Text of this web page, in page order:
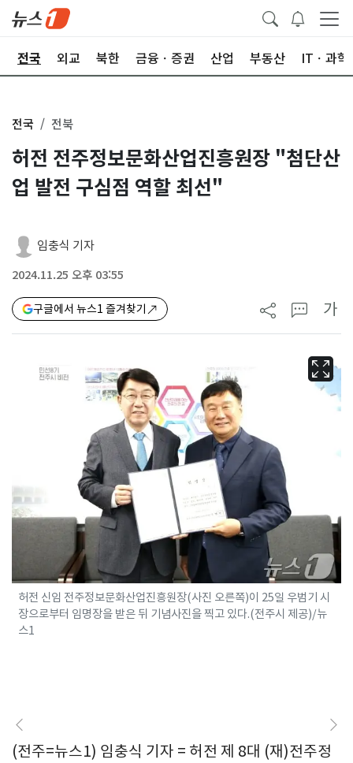
전국 외교 북한 금융ㆍ증권 산업 부동산 ITㆍ과학
전국 전북
허전 전주정보문화산업진흥원장 "첨단산
업 발전 구심점 역할 최선"
임충식 기자
2024.11.25 오후 03:55
구글에서 뉴스1 즐겨찾기 가
허전 신임 전주정보문화산업진흥원장(사진 오른쪽)이 25일 우범기 시
장으로부터 임명장을 받은 뒤 기념사진을 찍고 있다.(전주시 제공)/뉴
스1
(전주=뉴스1) 임충식 기자 = 허전 제 8대 (재)전주정